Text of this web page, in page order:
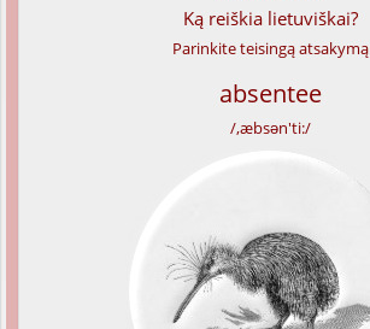
Ką reiškia lietuviškai?
Parinkite teisingą atsakymą
absentee
/,æbsən'ti:/